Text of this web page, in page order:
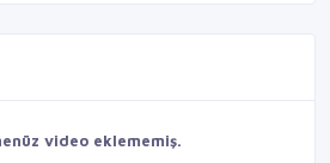
video eklememiş.